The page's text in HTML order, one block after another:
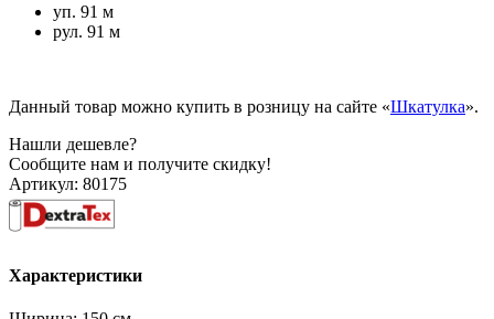
уп. 91 м
рул. 91 м
Данный товар можно купить в розницу на сайте «Шкатулка».
Нашли дешевле?
Сообщите нам и получите скидку!
Артикул: 80175
Характеристики